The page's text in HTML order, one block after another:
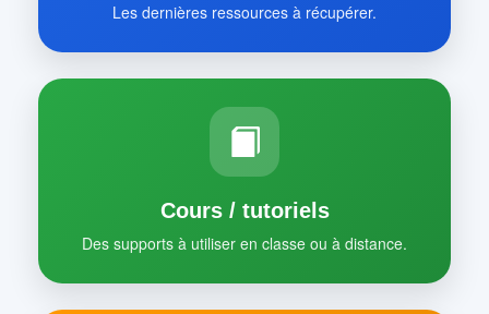
Les dernières ressources à récupérer.
Cours / tutoriels
Des supports à utiliser en classe ou à distance.